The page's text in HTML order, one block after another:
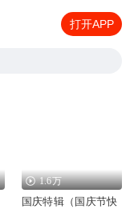
打开APP
1.6万
国庆特辑（国庆节快